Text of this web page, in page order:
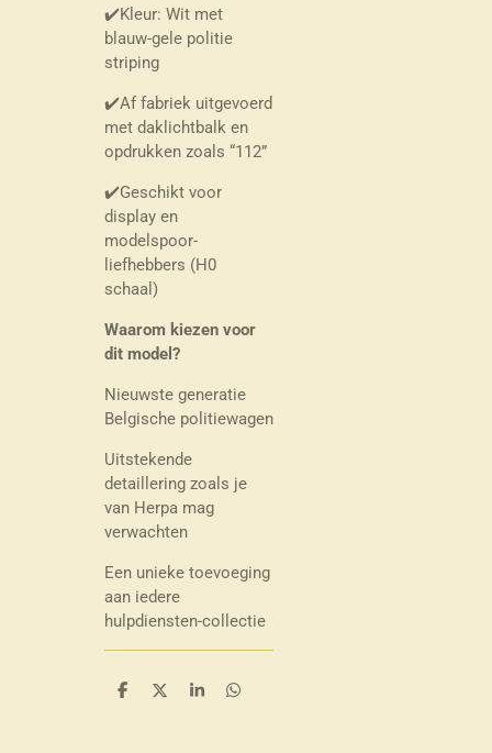
✔️Kleur: Wit met
blauw-gele politie
striping
✔️Af fabriek uitgevoerd
met daklichtbalk en
opdrukken zoals “112”
✔️Geschikt voor
display en
modelspoor-
liefhebbers (H0
schaal)
Waarom kiezen voor
dit model?
Nieuwste generatie
Belgische politiewagen
Uitstekende
detaillering zoals je
van Herpa mag
verwachten
Een unieke toevoeging
aan iedere
hulpdiensten-collectie
D
D
S
D